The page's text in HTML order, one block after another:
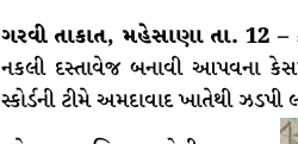
ગરવી તાકાત, મહેસાણા તા. 12 –
નકલી દસ્તાવેજ બનાવી આપવના
સ્કોર્ડની ટીમે અમદાવાદ ખાતેથી ઝડપી